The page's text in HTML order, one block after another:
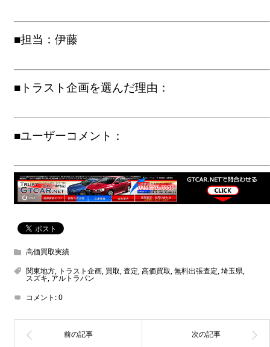
■担当：伊藤
■トラスト企画を選んだ理由：
■ユーザーコメント：
高価買取実績
関東地方, トラスト企画, 買取,査定,高価買取,無料出張査定,埼玉県,
スズキ, アルトラパン
コメント:0